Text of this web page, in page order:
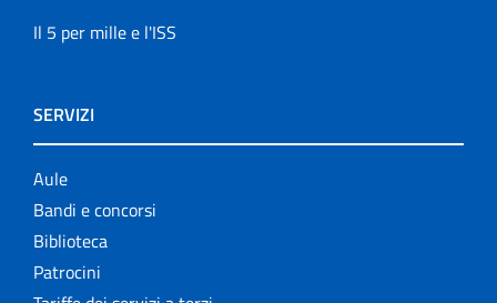
Il 5 per mille e l'ISS
SERVIZI
Aule
Bandi e concorsi
Biblioteca
Patrocini